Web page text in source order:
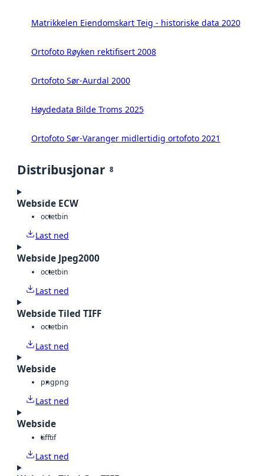
Matrikkelen Eiendomskart Teig - historiske data 2020
Ortofoto Røyken rektifisert 2008
Ortofoto Sør-Aurdal 2000
Høydedata Bilde Troms 2025
Ortofoto Sør-Varanger midlertidig ortofoto 2021
Distribusjonar 8
Webside ECW
octetbin
Last ned
Webside Jpeg2000
octetbin
Last ned
Webside Tiled TIFF
octetbin
Last ned
Webside
pngpng
Last ned
Webside
tifftif
Last ned